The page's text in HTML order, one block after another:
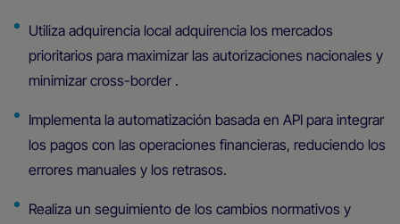
Utiliza adquirencia local adquirencia los mercados
prioritarios para maximizar las autorizaciones nacionales y
minimizar cross-border .
Implementa la automatización basada en API para integrar
los pagos con las operaciones financieras, reduciendo los
errores manuales y los retrasos.
Realiza un seguimiento de los cambios normativos y